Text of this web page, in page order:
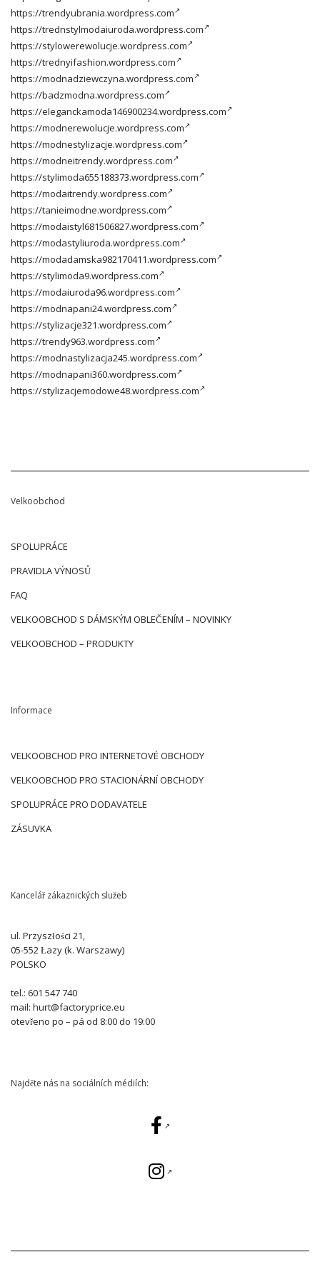
https://trendyubrania.wordpress.com
https://trednstylmodaiuroda.wordpress.com
https://stylowerewolucje.wordpress.com
https://trednyifashion.wordpress.com
https://modnadziewczyna.wordpress.com
https://badzmodna.wordpress.com
https://eleganckamoda146900234.wordpress.com
https://modnerewolucje.wordpress.com
https://modnestylizacje.wordpress.com
https://modneitrendy.wordpress.com
https://stylimoda655188373.wordpress.com
https://modaitrendy.wordpress.com
https://tanieimodne.wordpress.com
https://modaistyl681506827.wordpress.com
https://modastyliuroda.wordpress.com
https://modadamska982170411.wordpress.com
https://stylimoda9.wordpress.com
https://modaiuroda96.wordpress.com
https://modnapani24.wordpress.com
https://stylizacje321.wordpress.com
https://trendy963.wordpress.com
https://modnastylizacja245.wordpress.com
https://modnapani360.wordpress.com
https://stylizacjemodowe48.wordpress.com
Velkoobchod
SPOLUPRÁCE
PRAVIDLA VÝNOSŮ
FAQ
VELKOOBCHOD S DÁMSKÝM OBLEČENÍM – NOVINKY
VELKOOBCHOD – PRODUKTY
Informace
VELKOOBCHOD PRO INTERNETOVÉ OBCHODY
VELKOOBCHOD PRO STACIONÁRNÍ OBCHODY
SPOLUPRÁCE PRO DODAVATELE
ZÁSUVKA
Kancelář zákaznických služeb
ul. Przyszłości 21,
05-552 Łazy (k. Warszawy)
POLSKO
tel.: 601 547 740
mail: hurt@factoryprice.eu
otevřeno po – pá od 8:00 do 19:00
Najděte nás na sociálních médiích: